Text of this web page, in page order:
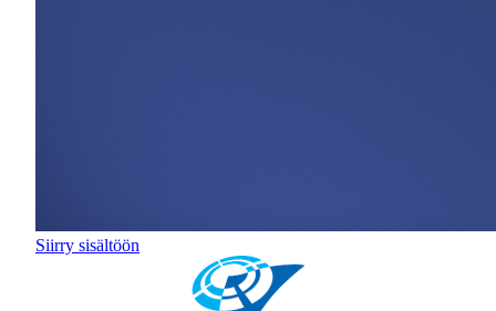
Siirry sisältöön